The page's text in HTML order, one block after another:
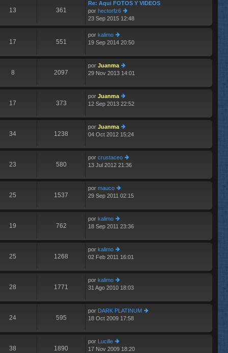
im
o
m
e
s
e
13 361
Re: Aqui FOTOS Y VIDEOS
por hectorfz6
er
últ
o
e
n
s
e
23 Sep 2015 12:48
17 551
por kalimo
er
im
o
m
n
s
aj
19 Sep 2014 20:50
8 2097
por Juanma
er
im
o
m
n
s
aj
29 Nov 2013 14:01
17 373
por Juanma
er
im
o
m
n
s
aj
12 Sep 2013 22:52
34 1238
por Juanma
er
im
o
m
n
aj
04 Oct 2012 15:24
23 580
por crustaceo
er
im
m
n
aj
13 Jul 2012 21:36
25 1537
por mauco
er
im
o
m
n
s
aj
29 Sep 2011 02:15
19 762
por kalimo
er
im
o
m
n
s
aj
18 Sep 2011 23:36
25 1268
por kalimo
er
im
o
m
n
s
aj
02 Feb 2011 16:01
28 1771
por kalimo
er
im
o
m
n
s
aj
31 Ago 2010 18:03
24 595
por DARK PLATINUM
im
18 Oct 2009 17:58
38 1890
por Lucille
er
17 Nov 2009 18:20